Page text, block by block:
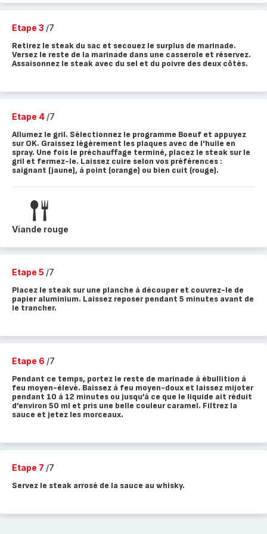
Etape 3 /7
Retirez le steak du sac et secouez le surplus de marinade.
Versez le reste de la marinade dans une casserole et réservez.
Assaisonnez le steak avec du sel et du poivre des deux côtés.
Etape 4 /7
Allumez le gril. Sélectionnez le programme Boeuf et appuyez
sur OK. Graissez légèrement les plaques avec de l'huile en
spray. Une fois le préchauffage terminé, placez le steak sur le
gril et fermez-le. Laissez cuire selon vos préférences :
saignant (jaune), à point (orange) ou bien cuit (rouge).
Viande rouge
Etape 5 /7
Placez le steak sur une planche à découper et couvrez-le de
papier aluminium. Laissez reposer pendant 5 minutes avant de
le trancher.
Etape 6 /7
Pendant ce temps, portez le reste de marinade à ébullition à
feu moyen-élevé. Baissez à feu moyen-doux et laissez mijoter
pendant 10 à 12 minutes ou jusqu’à ce que le liquide ait réduit
d’environ 50 ml et pris une belle couleur caramel. Filtrez la
sauce et jetez les morceaux.
Etape 7 /7
Servez le steak arrosé de la sauce au whisky.